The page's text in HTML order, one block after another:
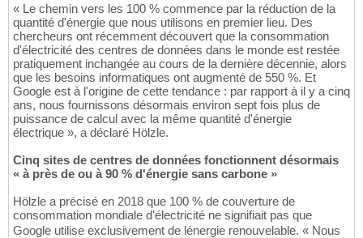
« Le chemin vers les 100 % commence par la réduction de la
quantité d'énergie que nous utilisons en premier lieu. Des
chercheurs ont récemment découvert que la consommation
d'électricité des centres de données dans le monde est restée
pratiquement inchangée au cours de la dernière décennie, alors
que les besoins informatiques ont augmenté de 550 %. Et
Google est à l'origine de cette tendance : par rapport à il y a cinq
ans, nous fournissons désormais environ sept fois plus de
puissance de calcul avec la même quantité d'énergie
électrique », a déclaré Hölzle.
Cinq sites de centres de données fonctionnent désormais
« à près de ou à 90 % d'énergie sans carbone »
Hölzle a précisé en 2018 que 100 % de couverture de
consommation mondiale d'électricité ne signifiait pas que
Google utilise exclusivement de lénergie renouvelable. « Nous